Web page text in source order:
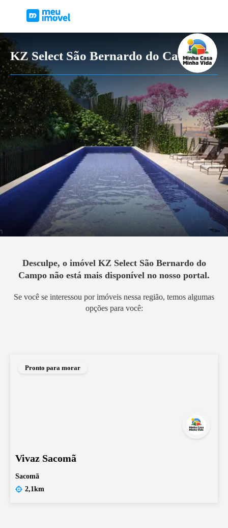
KZ Select São Bernardo do Campo
Desculpe, o imóvel KZ Select São Bernardo do
Campo não está mais disponível no nosso portal.
Se você se interessou por imóveis nessa região, temos algumas
opções para você:
Pronto para morar
Vivaz Sacomã
Sacomã
2,1km